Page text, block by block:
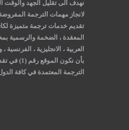
نهدف الى تقليل الجهد والوقت
لانجاز مهمات الترجمة
تقديم خدمات ترجمة متميزة
المعقدة ، الضخمة والرسمية
العربية ، الانجليزية ، الفرنسية
بأن نكون
الترجمة المعتمدة في كافة الدول